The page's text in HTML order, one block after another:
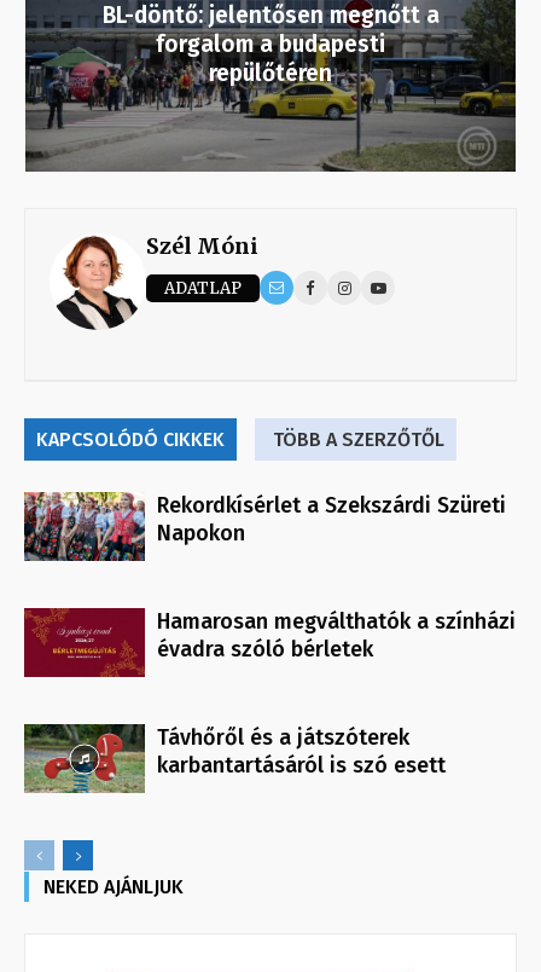
BL-döntő: jelentősen megnőtt a
forgalom a budapesti
repülőtéren
Szél Móni
ADATLAP
KAPCSOLÓDÓ CIKKEK TÖBB A SZERZŐTŐL
Rekordkísérlet a Szekszárdi Szüreti
Napokon
Hamarosan megválthatók a színházi
évadra szóló bérletek
Távhőről és a játszóterek
karbantartásáról is szó esett
NEKED AJÁNLJUK